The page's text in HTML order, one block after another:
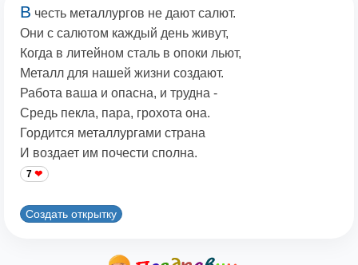
В честь металлургов не дают салют.
Они с салютом каждый день живут,
Когда в литейном сталь в опоки льют,
Металл для нашей жизни создают.
Работа ваша и опасна, и трудна -
Средь пекла, пара, грохота она.
Гордится металлургами страна
И воздает им почести сполна.
7
Создать открытку